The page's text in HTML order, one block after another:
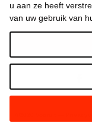
u aan ze heeft
van uw gebruik van